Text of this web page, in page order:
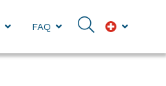
FAQ